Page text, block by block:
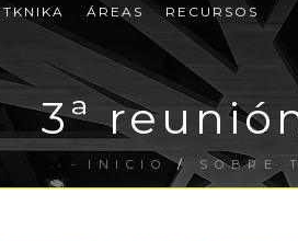
ÁREAS RECURSOS
3ª
INICIO / SOBRE